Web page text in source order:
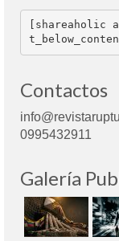
[shareaholic
Contactos
0995432911
Galería